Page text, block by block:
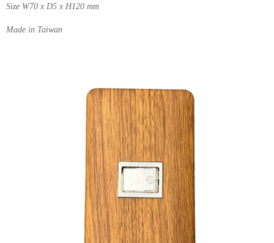
Size W70 x D5 x H120 mm
Made in Taiwan